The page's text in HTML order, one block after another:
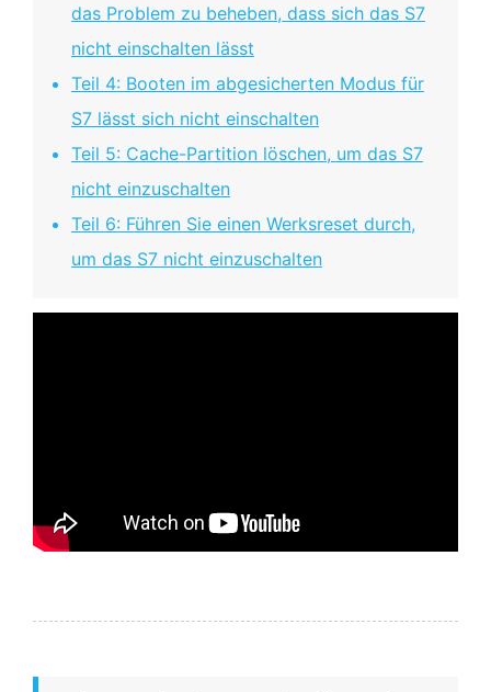
das Problem zu beheben, dass sich das S7
nicht einschalten lässt
Teil 4: Booten im abgesicherten Modus für
S7 lässt sich nicht einschalten
Teil 5: Cache-Partition löschen, um das S7
nicht einzuschalten
Teil 6: Führen Sie einen Werksreset durch,
um das S7 nicht einzuschalten